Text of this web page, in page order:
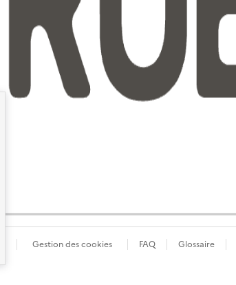
Gestion des cookies FAQ Glossaire